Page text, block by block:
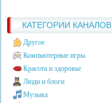
КАТЕГОРИИ КАНАЛОВ
Другое
Компьютерные игры
Красота и здоровье
Люди и блоги
Музыка